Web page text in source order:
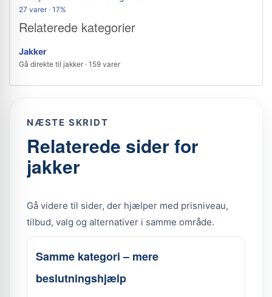
27 varer · 17%
Relaterede kategorier
Jakker
Gå direkte til jakker · 159 varer
NÆSTE SKRIDT
Relaterede sider for
jakker
Gå videre til sider, der hjælper med prisniveau,
tilbud, valg og alternativer i samme område.
Samme kategori – mere
beslutningshjælp